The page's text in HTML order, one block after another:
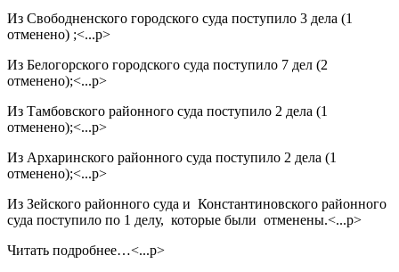
Из Свободненского городского суда поступило 3 дела (1
отменено) ;<...p>
Из Белогорского городского суда поступило 7 дел (2
отменено);<...p>
Из Тамбовского районного суда поступило 2 дела (1
отменено);<...p>
Из Архаринского районного суда поступило 2 дела (1
отменено);<...p>
Из Зейского районного суда и Константиновского районного
суда поступило по 1 делу, которые были отменены.<...p>
Читать подробнее…<...p>